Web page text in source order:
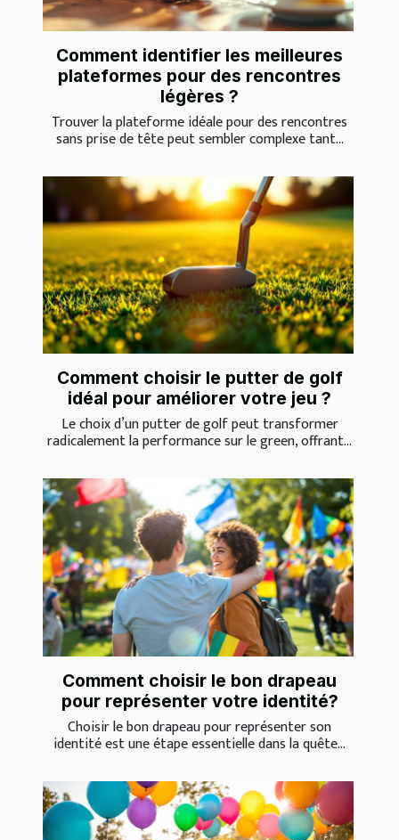
Comment identifier les meilleures
plateformes pour des rencontres
légères ?
Trouver la plateforme idéale pour des rencontres
sans prise de tête peut sembler complexe tant...
Comment choisir le putter de golf
idéal pour améliorer votre jeu ?
Le choix d’un putter de golf peut transformer
radicalement la performance sur le green, offrant...
Comment choisir le bon drapeau
pour représenter votre identité?
Choisir le bon drapeau pour représenter son
identité est une étape essentielle dans la quête...